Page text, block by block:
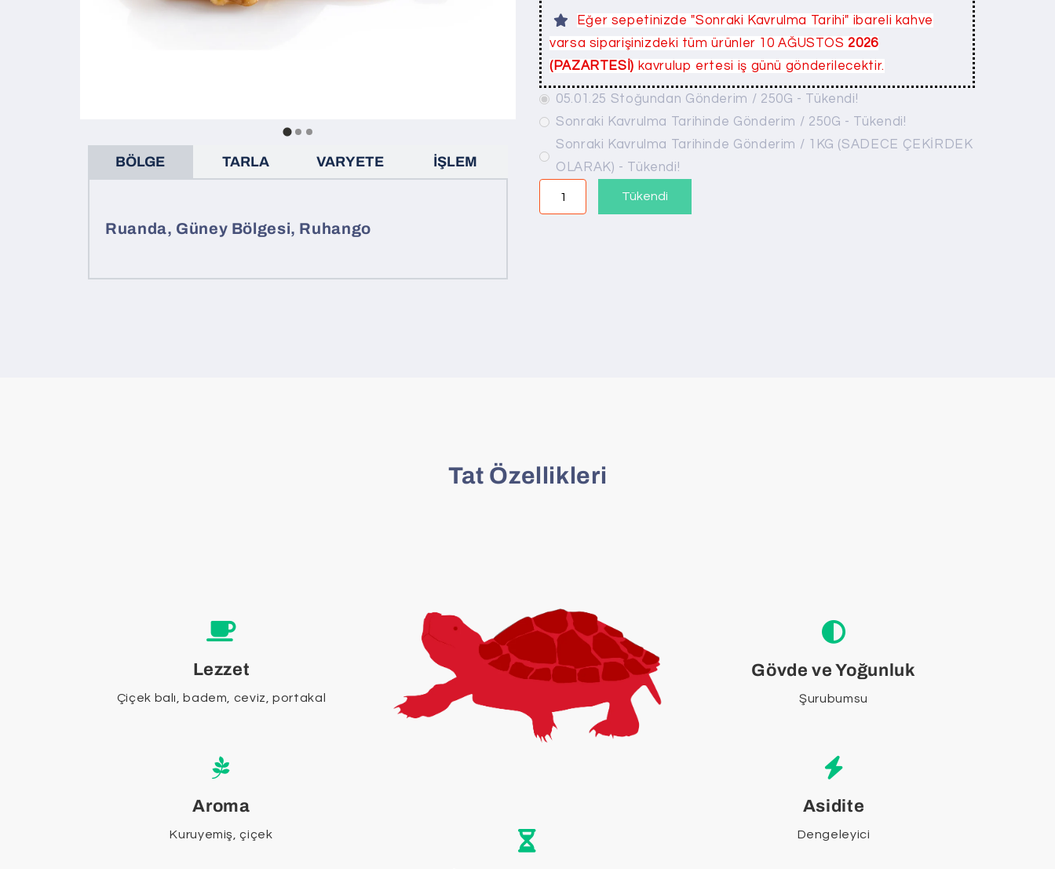
BÖLGE TARLA VARYETE İŞLEM
Ruanda, Güney Bölgesi, Ruhango
Eğer sepetinizde "Sonraki Kavrulma Tarihi" ibareli kahve
varsa siparişinizdeki tüm ürünler 10 AĞUSTOS 2026
(PAZARTESİ) kavrulup ertesi iş günü gönderilecektir.
05.01.25 Stoğundan Gönderim / 250G - Tükendi!
Sonraki Kavrulma Tarihinde Gönderim / 250G - Tükendi!
Sonraki Kavrulma Tarihinde Gönderim / 1KG (SADECE ÇEKİRDEK
OLARAK) - Tükendi!
Tükendi
Tat Özellikleri
Lezzet
Çiçek balı, badem, ceviz, portakal
Aroma
Kuruyemiş, çiçek
Gövde ve Yoğunluk
Şurubumsu
Asidite
Dengeleyici